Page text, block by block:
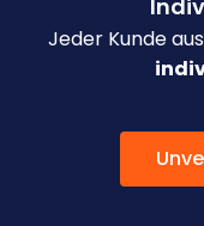
Jeder Kunde